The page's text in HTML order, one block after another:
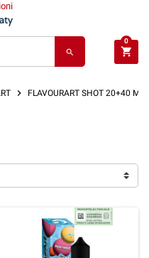
search shopping_cart
0
chevron_right FLAVOURART SHOT 20+40 ML